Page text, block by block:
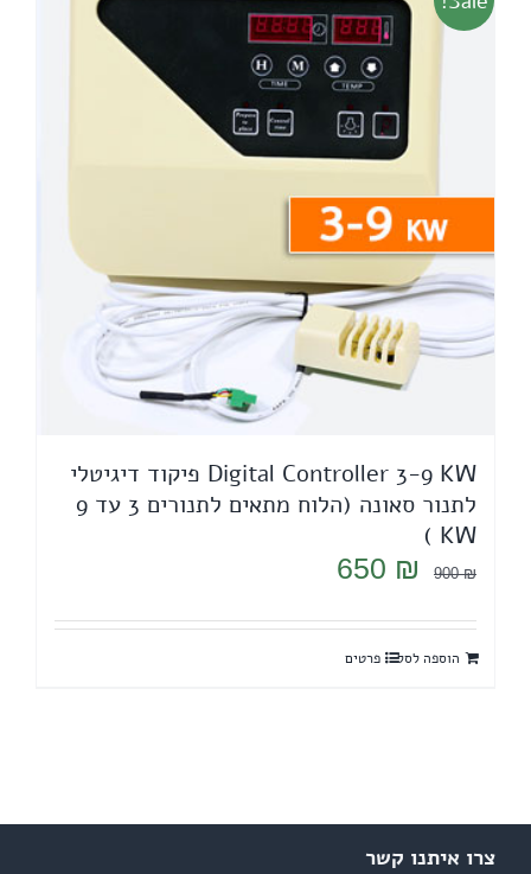
Digital Controller 3-9 KW פיקוד דיגיטלי
לתנור סאונה (הלוח מתאים לתנורים 3 עד 9
KW )
900₪
המחיר
היה:
900 ₪.
650 ₪
הוא:
הוספה לסל פרטים
צרו איתנו קשר